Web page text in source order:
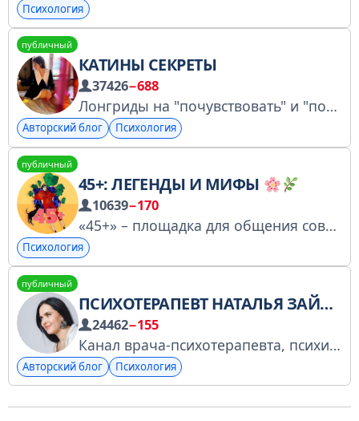
Психология
публичный
КАТИНЫ СЕКРЕТЫ
37426−688
Лонгриды на "почувствовать" и "подумать" По рекламе @ladyiks Остальное @secret_kate
Авторский блог Психология
публичный
45+: ЛЕГЕНДЫ И МИФЫ
10639−170
«45+» – площадка для общения современных женщин. Собираемся жить лет 100, сейчас - в середине пути. А ещё подкаст: https://podcast.ru/1682426686 Автор – Юлия Зинкевич @JuliaZinkevich Заявление в РКН: № 5171021566
Психология
публичный
ПСИХОТЕРАПЕВТ НАТАЛЬЯ ЗАЙЦЕВА
24462−155
Канал врача-психотерапевта, психиатра с 19-летним опытом Натальи Зайцевой
Авторский блог Психология